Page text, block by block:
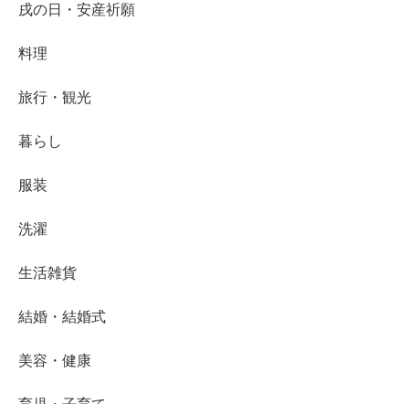
戌の日・安産祈願
料理
旅行・観光
暮らし
服装
洗濯
生活雑貨
結婚・結婚式
美容・健康